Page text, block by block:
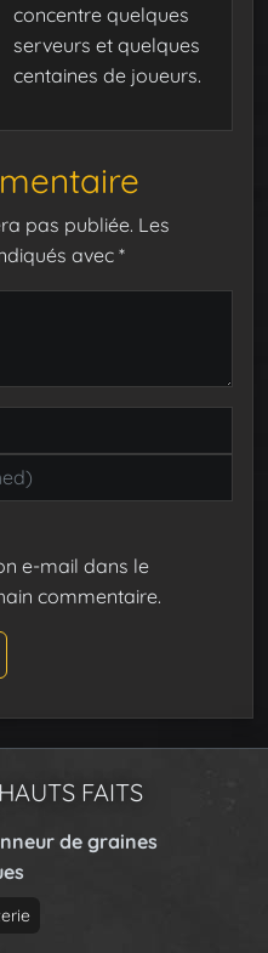
concentre quelques
serveurs et quelques
centaines de joueurs.
pas publiée. Les
avec *
e-mail dans le
commentaire.
FAITS
de graines